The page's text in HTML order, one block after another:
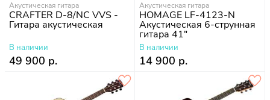
Акустическая гитара
CRAFTER D-8/NC VVS -
Гитара акустическая
В наличии
49 900 р.
Акустическая гитара
HOMAGE LF-4123-N
Акустическая 6-струнная
гитара 41"
В наличии
14 900 р.